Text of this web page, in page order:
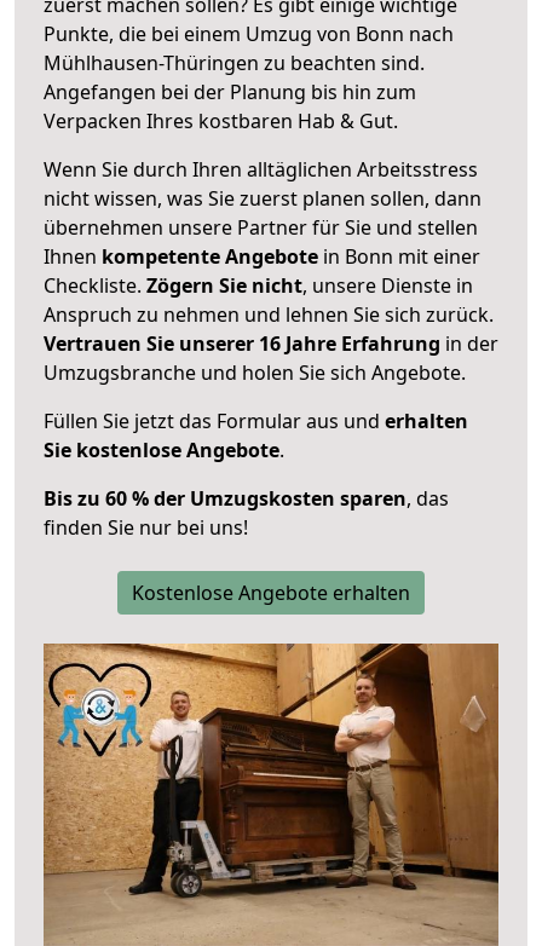
Punkte, die bei einem Umzug von Bonn nach
Mühlhausen-Thüringen zu beachten sind.
Angefangen bei der Planung bis hin zum
Verpacken Ihres kostbaren Hab & Gut.
Wenn Sie durch Ihren alltäglichen Arbeitsstress
nicht wissen, was Sie zuerst planen sollen, dann
übernehmen unsere Partner für Sie und stellen
Ihnen kompetente Angebote in Bonn mit einer
Checkliste. Zögern Sie nicht, unsere Dienste in
Anspruch zu nehmen und lehnen Sie sich zurück.
Vertrauen Sie unserer 16 Jahre Erfahrung in der
Umzugsbranche und holen Sie sich Angebote.
Füllen Sie jetzt das Formular aus und erhalten
Sie kostenlose Angebote.
Bis zu 60 % der Umzugskosten sparen, das
finden Sie nur bei uns!
Kostenlose Angebote erhalten